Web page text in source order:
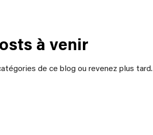
à venir
de ce blog ou revenez plus tard.